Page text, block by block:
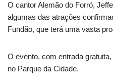
O cantor Alemão do Forró,
algumas das atrações
Fundão, que terá uma vasta
O evento, com entrada
no Parque da Cidade.